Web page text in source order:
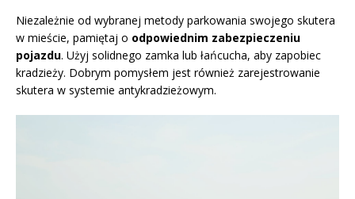
Niezależnie od wybranej metody parkowania swojego skutera
w mieście, pamiętaj o odpowiednim zabezpieczeniu
pojazdu. Użyj solidnego zamka lub łańcucha, aby zapobiec
kradzieży. Dobrym pomysłem jest również zarejestrowanie
skutera w systemie antykradzieżowym.